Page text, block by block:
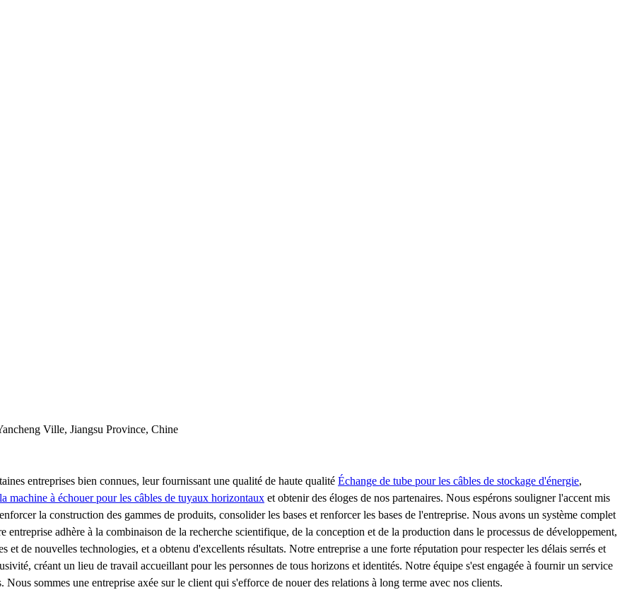
Ville, Jiangsu Province, Chine
entreprises bien connues, leur fournissant une qualité de haute qualité Échange de tube pour les câbles de stockage d'énergie,
machine à échouer pour les câbles de tuyaux horizontaux et obtenir des éloges de nos partenaires. Nous espérons souligner l'accent mis
la construction des gammes de produits, consolider les bases et renforcer les bases de l'entreprise. Nous avons un système complet
adhère à la combinaison de la recherche scientifique, de la conception et de la production dans le processus de développement,
et de nouvelles technologies, et a obtenu d'excellents résultats. Notre entreprise a une forte réputation pour respecter les délais serrés et
créant un lieu de travail accueillant pour les personnes de tous horizons et identités. Notre équipe s'est engagée à fournir un service
sommes une entreprise axée sur le client qui s'efforce de nouer des relations à long terme avec nos clients.